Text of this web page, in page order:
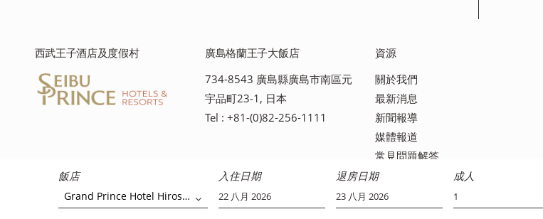
飯店
Grand Prince Hotel Hiroshima
入住日期 退房日期 成人
西武王子酒店及度假村
廣島格蘭王子大飯店
734-8543 廣島縣廣島市南區元
宇品町23-1, 日本
Tel : +81-(0)82-256-1111
資源
關於我們
最新消息
新聞報導
媒體報道
常見問題解答